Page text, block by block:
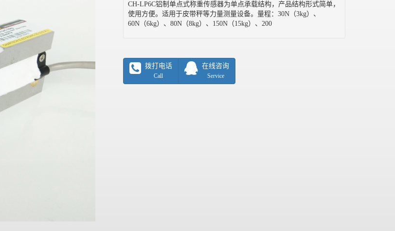
CH-LP6C铝制单点式称重传感器为单点承载结构，产品结构形式简单，
使用方便。适用于皮带秤等力量测量设备。量程：30N（3kg）、
60N（6kg）、80N（8kg）、150N（15kg）、200
拨打电话
Call
在线咨询
Service